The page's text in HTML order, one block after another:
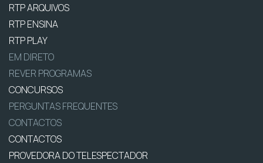
RTP ARQUIVOS
RTP ENSINA
RTP PLAY
EM DIRETO
REVER PROGRAMAS
CONCURSOS
PERGUNTAS FREQUENTES
CONTACTOS
CONTACTOS
PROVEDORA DO TELESPECTADOR